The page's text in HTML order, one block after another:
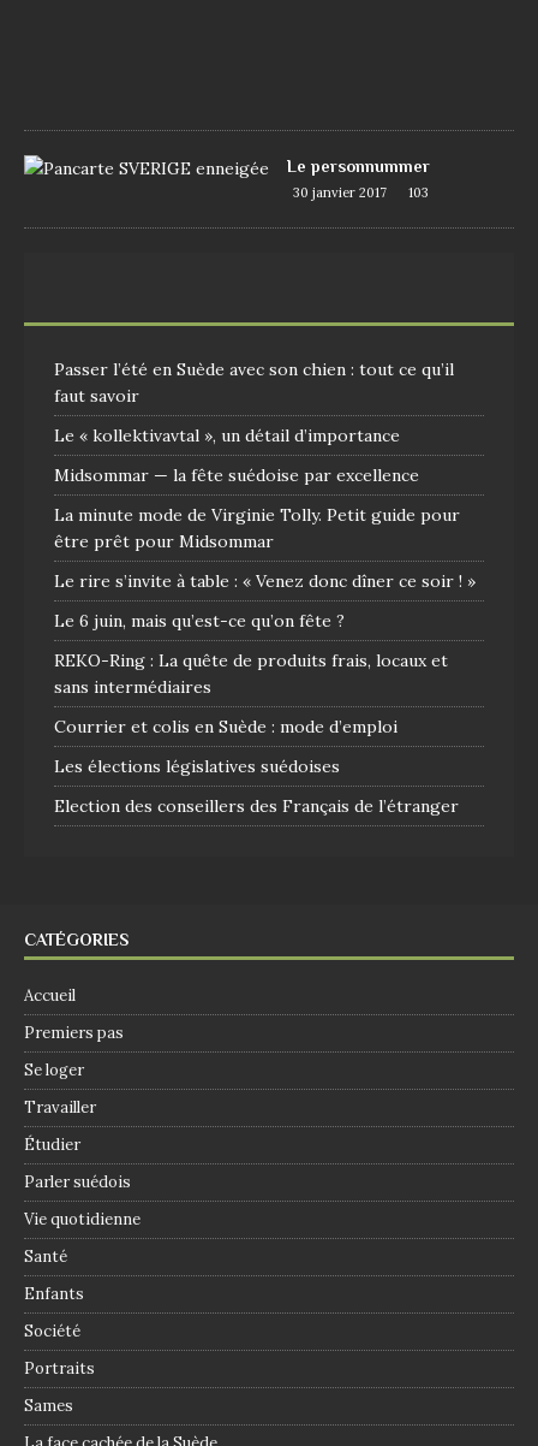
Le personnummer
30 janvier 2017 103
Passer l’été en Suède avec son chien : tout ce qu’il
faut savoir
Le « kollektivavtal », un détail d’importance
Midsommar — la fête suédoise par excellence
La minute mode de Virginie Tolly. Petit guide pour
être prêt pour Midsommar
Le rire s’invite à table : « Venez donc dîner ce soir ! »
Le 6 juin, mais qu’est-ce qu’on fête ?
REKO-Ring : La quête de produits frais, locaux et
sans intermédiaires
Courrier et colis en Suède : mode d’emploi
Les élections législatives suédoises
Election des conseillers des Français de l’étranger
CATÉGORIES
Accueil
Premiers pas
Se loger
Travailler
Étudier
Parler suédois
Vie quotidienne
Santé
Enfants
Société
Portraits
Sames